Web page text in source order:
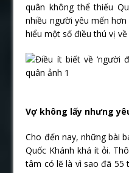
quân không thể thiếu
nhiều người yêu mến
hiểu một số điều thú vị
Vợ không lấy nhưng
Cho đến nay, những bài
Quốc Khánh khá ít ỏi.
tâm có lẽ là vì sao đã 55